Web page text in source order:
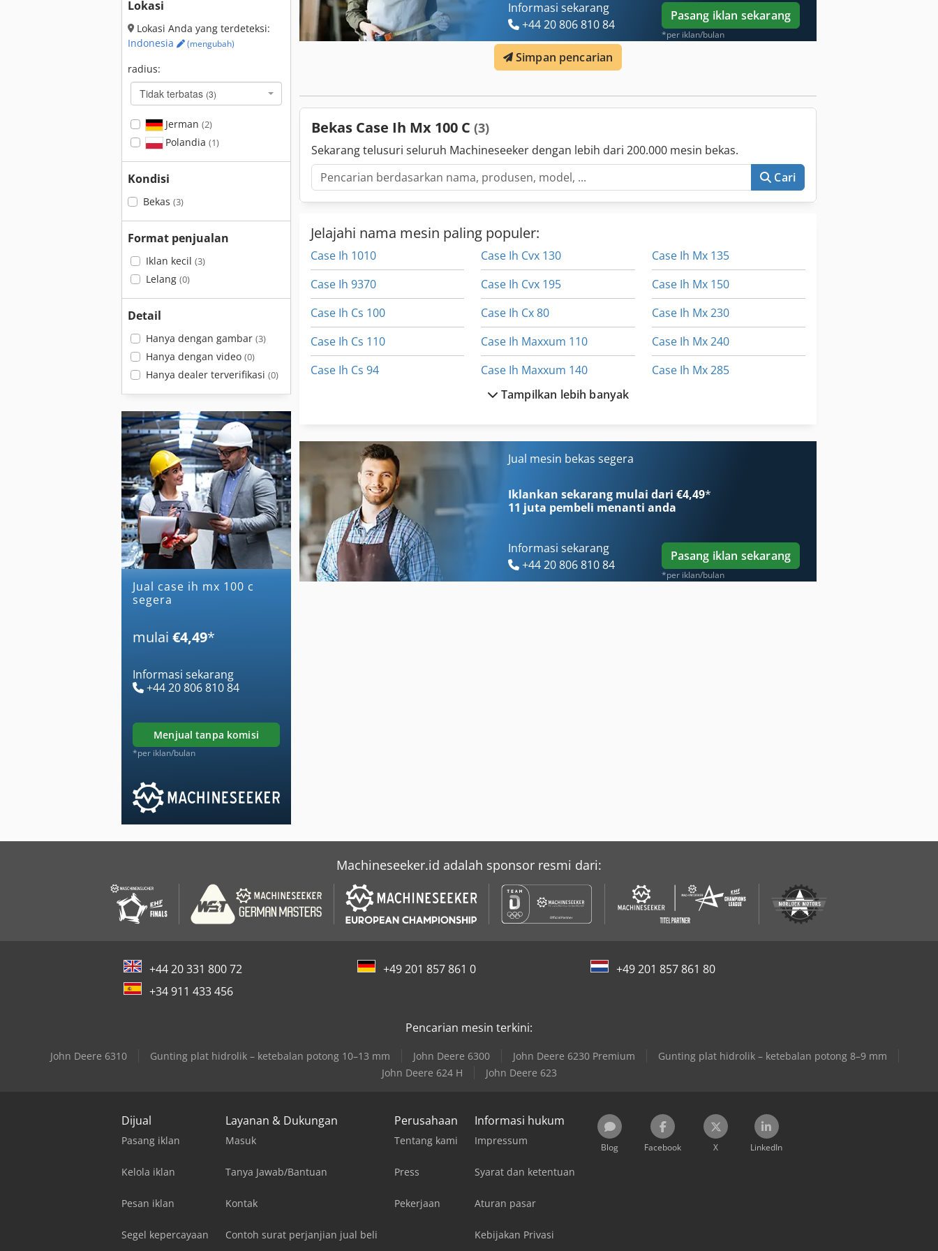
Lokasi
Lokasi Anda yang terdeteksi:
Indonesia
(mengubah)
radius:
Tidak terbatas (3)
Jerman (2)
Polandia (1)
Kondisi
Bekas (3)
Format penjualan
Iklan kecil (3)
Lelang (0)
Detail
Hanya dengan gambar (3)
Hanya dengan video (0)
Hanya dealer terverifikasi (0)
Jual case ih mx 100 c
segera
mulai €4,49*
Informasi sekarang
+44 20 806 810 84
menjual tanpa komisi
*per iklan/bulan
Informasi sekarang
+44 20 806 810 84
Pasang iklan sekarang
*per iklan/bulan
Simpan pencarian
Bekas Case Ih Mx 100 C (3)
Sekarang telusuri seluruh Machineseeker dengan lebih dari 200.000 mesin bekas.
Cari
Jelajahi nama mesin paling populer:
Case Ih 1010
Case Ih 9370
Case Ih Cs 100
Case Ih Cs 110
Case Ih Cs 94
Case Ih Cvx 1190
Case Ih Cvx 1195
Case Ih Cvx 130
Case Ih Cvx 195
Case Ih Cx 80
Case Ih Maxxum 110
Case Ih Maxxum 140
Case Ih Maxxum 5120
Case Ih Mx 110
Case Ih Mx 135
Case Ih Mx 150
Case Ih Mx 230
Case Ih Mx 240
Case Ih Mx 285
Tampilkan lebih banyak
Jual mesin bekas segera
Iklankan sekarang mulai dari €4,49*
11 juta pembeli menanti anda
Informasi sekarang
+44 20 806 810 84
Pasang iklan sekarang
*per iklan/bulan
Machineseeker.id adalah sponsor resmi dari:
+44 20 331 800 72 +49 201 857 861 0
+49 201 857 861 80
+34 911 433 456
Pencarian mesin terkini:
John Deere 6310 Gunting plat hidrolik – ketebalan potong 10–13 mm John Deere 6300 John Deere 6230 Premium
Gunting plat hidrolik – ketebalan potong 8–9 mm
John Deere 624 H
John Deere 623
Dijual
Pasang iklan
Kelola iklan
Pesan iklan
Segel kepercayaan
Layanan & Dukungan
Masuk
Tanya Jawab/Bantuan
Kontak
Contoh surat perjanjian jual beli
Perusahaan
Tentang kami
Press
Pekerjaan
Informasi hukum
Impressum
Syarat dan ketentuan
Aturan pasar
Kebijakan Privasi
Blog Facebook X LinkedIn